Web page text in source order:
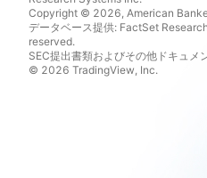
Copyright © 2026, American
データベース提供: FactSet
reserved.
SEC提出書類およびその他ドキュメ
© 2026 TradingView, Inc.